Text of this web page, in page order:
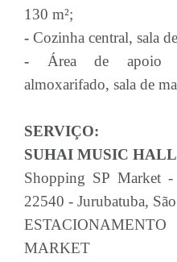
130 m²;
- Cozinha central, sala
- Área de apoio
almoxarifado, sala de
SERVIÇO:
SUHAI MUSIC HALL
Shopping SP Market
22540 - Jurubatuba,
MARKET